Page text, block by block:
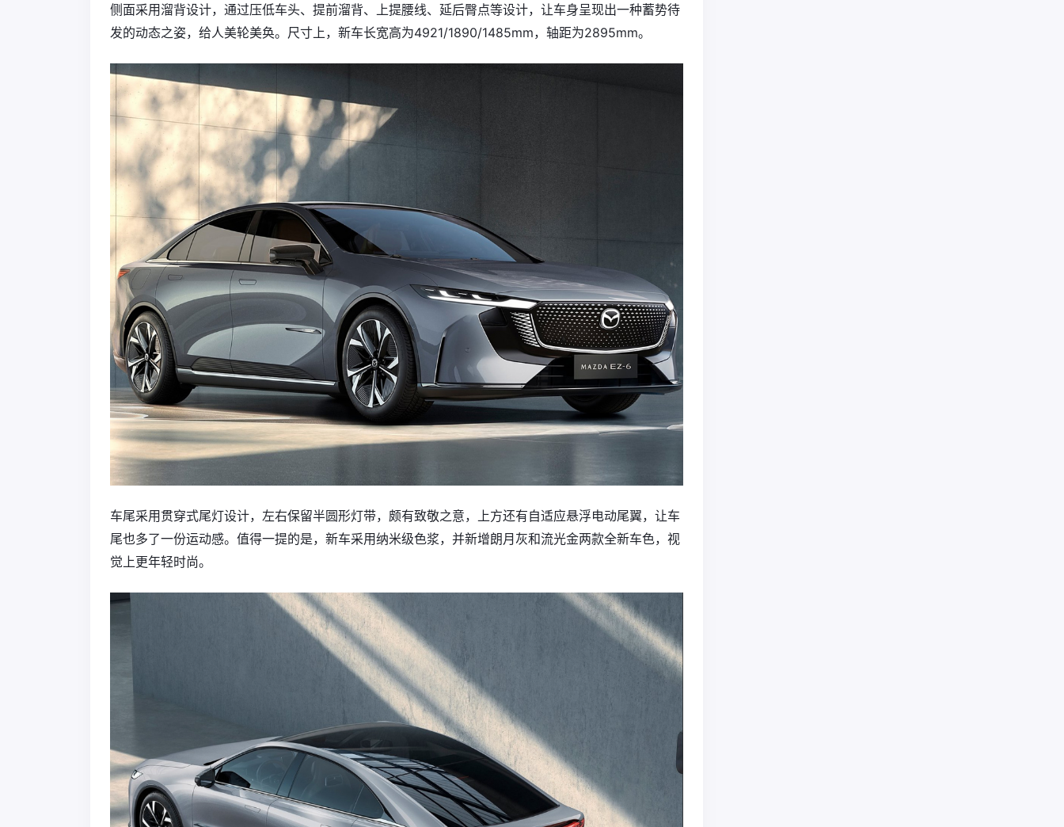
侧面采用溜背设计，通过压低车头、提前溜背、上提腰线、延后臀点等设计，让车身呈现出一种蓄势待
发的动态之姿，给人美轮美奂。尺寸上，新车长宽高为4921/1890/1485mm，轴距为2895mm。
车尾采用贯穿式尾灯设计，左右保留半圆形灯带，颇有致敬之意，上方还有自适应悬浮电动尾翼，让车
尾也多了一份运动感。值得一提的是，新车采用纳米级色浆，并新增朗月灰和流光金两款全新车色，视
觉上更年轻时尚。